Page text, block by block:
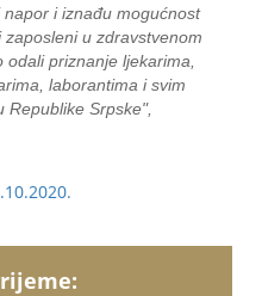
i iznađu mogućnost
u zdravstvenom
priznanje ljekarima,
laborantima i svim
Republike Srpske",